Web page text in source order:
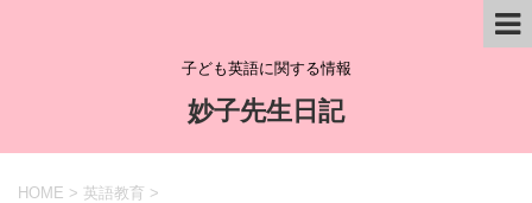
子ども英語に関する情報
妙子先生日記
HOME > 英語教育 >